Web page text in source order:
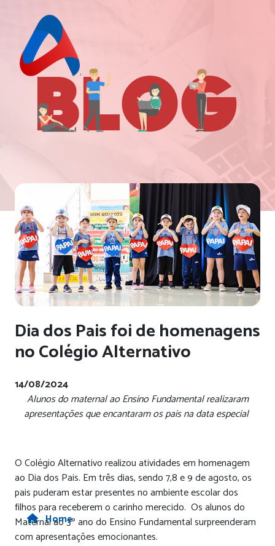
Home
Dia dos Pais foi de homenagens
no Colégio Alternativo
14/08/2024
Alunos do maternal ao Ensino Fundamental realizaram
apresentações que encantaram os pais na data especial
O Colégio Alternativo realizou atividades em homenagem
ao Dia dos Pais. Em três dias, sendo 7,8 e 9 de agosto, os
pais puderam estar presentes no ambiente escolar dos
filhos para receberem o carinho merecido. Os alunos do
Maternal ao 3º ano do Ensino Fundamental surpreenderam
com apresentações emocionantes.